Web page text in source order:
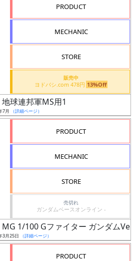
PRODUCT
MECHANIC
STORE
販売中
ヨドバシ.com 478円 13%Off
球連邦軍MS用1
7月 （詳細ページ）
PRODUCT
MECHANIC
STORE
売切れ
ガンダムベースオンライン -
1/100 Gファイター ガンダム
3月25日 （詳細ページ）
PRODUCT